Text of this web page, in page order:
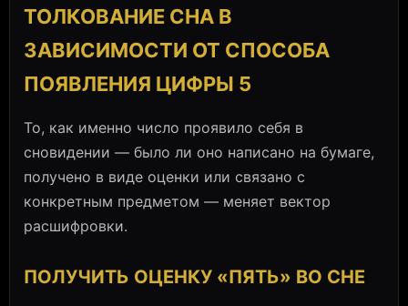
ТОЛКОВАНИЕ СНА В
ЗАВИСИМОСТИ ОТ СПОСОБА
ПОЯВЛЕНИЯ ЦИФРЫ 5
То, как именно число проявило себя в
сновидении — было ли оно написано на бумаге,
получено в виде оценки или связано с
конкретным предметом — меняет вектор
расшифровки.
ПОЛУЧИТЬ ОЦЕНКУ «ПЯТЬ» ВО СНЕ